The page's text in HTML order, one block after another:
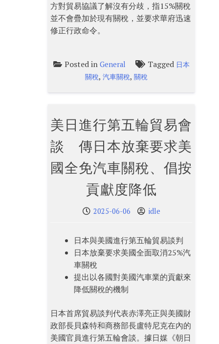
方對貿易協議了解沒有分歧，指15%關稅
並不會疊加於現有關稅，並要求華府迅速
修正行政命令。
Posted in General Tagged 日本
關稅,汽車關稅,關稅
美日進行第五輪貿易會
談 傳日本放棄要求美
國全免汽車關稅、倡按
貢獻度降低
2025-06-06 idle
日本與美國進行第五輪貿易談判
日本放棄要求美國全面取消25%汽
車關稅
提出以各國對美國汽車業的貢獻來
降低關稅的機制
日本首席貿易談判代表赤澤亮正與美國財
政部長貝森特和商務部長盧特尼克在內的
美國官員進行第五輪會談。據日媒《朝日